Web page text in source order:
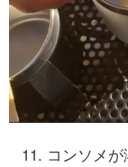
コンソメが